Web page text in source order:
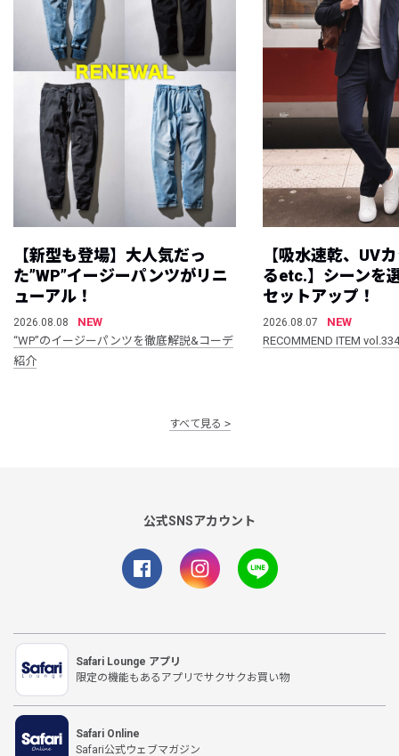
【新型も登場】大人気だっ
た”WP”イージーパンツがリニ
ューアル！
2026.08.08
NEW
“WP”のイージーパンツを徹底解説&コーデ
紹介
【吸水速乾、UV
るetc.】シーンを
セットアップ！
2026.08.07
NEW
RECOMMEND ITEM vol.334
すべて見る
公式SNSアカウント
Safari Lounge アプリ
限定の機能もあるアプリでサクサクお買い物
Safari Online
Safari公式ウェブマガジン